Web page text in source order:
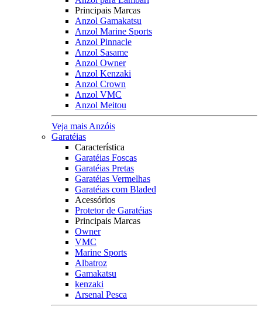
Principais Marcas
Anzol Gamakatsu
Anzol Marine Sports
Anzol Pinnacle
Anzol Sasame
Anzol Owner
Anzol Kenzaki
Anzol Crown
Anzol VMC
Anzol Meitou
Veja mais Anzóis
Garatéias
Característica
Garatéias Foscas
Garatéias Pretas
Garatéias Vermelhas
Garatéias com Bladed
Acessórios
Protetor de Garatéias
Principais Marcas
Owner
VMC
Marine Sports
Albatroz
Gamakatsu
kenzaki
Arsenal Pesca